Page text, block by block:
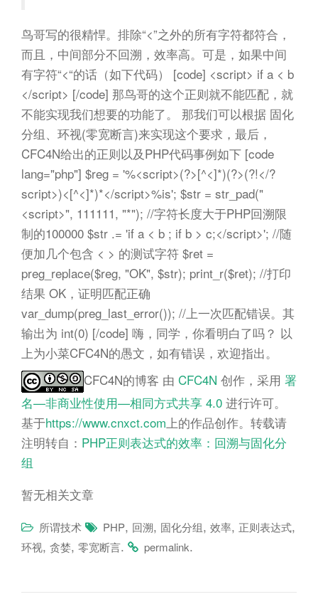
鸟哥写的很精悍。排除“<”之外的所有字符都符合，
而且，中间部分不回溯，效率高。可是，如果中间
有字符“<“的话（如下代码） [code] <script> if a < b
</script> [/code] 那鸟哥的这个正则就不能匹配，就
不能实现我们想要的功能了。 那我们可以根据 固化
分组、环视(零宽断言)来实现这个要求，最后，
CFC4N给出的正则以及PHP代码事例如下 [code
lang="php"] $reg = '%<script>(?>[^<]*)(?>(?!</?
script>)<[^<]*)*</script>%is'; $str = str_pad("
<script>", 111111, "*"); //字符长度大于PHP回溯限
制的100000 $str .= 'if a < b ; if b > c;</script>'; //随
便加几个包含 < > 的测试字符 $ret =
preg_replace($reg, "OK", $str); print_r($ret); //打印
结果 OK，证明匹配正确
var_dump(preg_last_error()); //上一次匹配错误。其
输出为 int(0) [/code] 嗨，同学，你看明白了吗？ 以
上为小菜CFC4N的愚文，如有错误，欢迎指出。
CFC4N的博客 由 CFC4N 创作，采用 署
名—非商业性使用—相同方式共享 4.0 进行许可。
基于https://www.cnxct.com 上的作品创作。转载请
注明转自： PHP正则表达式的效率：回溯与固化分
组
暂无相关文章
所谓技术 PHP, 回溯, 固化分组, 效率, 正则表达式,
环视, 贪婪, 零宽断言. permalink.